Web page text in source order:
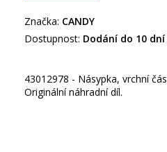
Značka: CANDY
Dostupnost: Dodání do 10 dní
43012978 - Násypka, vrchní
Originální náhradní díl.